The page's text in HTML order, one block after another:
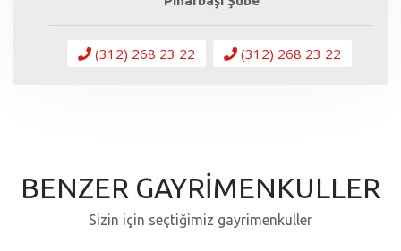
(312) 268 23 22 (312) 268 23 22
BENZER GAYRİMENKULLER
Sizin için seçtiğimiz gayrimenkuller